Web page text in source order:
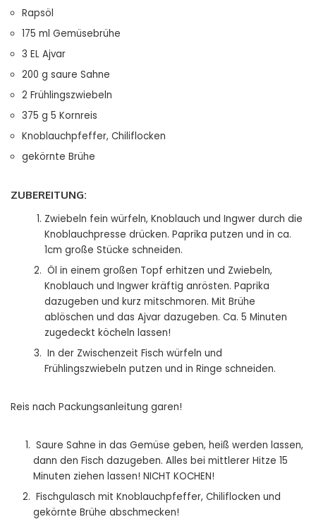
Rapsöl
175 ml Gemüsebrühe
3 EL Ajvar
200 g saure Sahne
2 Frühlingszwiebeln
375 g 5 Kornreis
Knoblauchpfeffer, Chiliflocken
gekörnte Brühe
ZUBEREITUNG:
Zwiebeln fein würfeln, Knoblauch und Ingwer durch die
Knoblauchpresse drücken. Paprika putzen und in ca.
1cm große Stücke schneiden.
Öl in einem großen Topf erhitzen und Zwiebeln,
Knoblauch und Ingwer kräftig anrösten. Paprika
dazugeben und kurz mitschmoren. Mit Brühe
ablöschen und das Ajvar dazugeben. Ca. 5 Minuten
zugedeckt köcheln lassen!
In der Zwischenzeit Fisch würfeln und
Frühlingszwiebeln putzen und in Ringe schneiden.
Reis nach Packungsanleitung garen!
Saure Sahne in das Gemüse geben, heiß werden lassen,
dann den Fisch dazugeben. Alles bei mittlerer Hitze 15
Minuten ziehen lassen! NICHT KOCHEN!
Fischgulasch mit Knoblauchpfeffer, Chiliflocken und
gekörnte Brühe abschmecken!